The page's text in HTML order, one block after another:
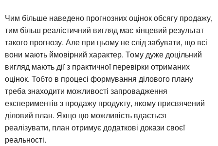
Чим більше наведено прогнозних оцінок обсягу продажу,
тим більш реалістичний вигляд має кінцевий результат
такого прогнозу. Але при цьому не слід забувати, що всі
вони мають ймовірний характер. Тому дуже доцільний
вигляд мають дії з практичної перевірки отриманих
оцінок. Тобто в процесі формування ділового плану
треба знаходити можливості запровадження
експериментів з продажу продукту, якому присвячений
діловий план. Якщо цю можливість вдається
реалізувати, план отримує додаткові докази своєї
реальності.